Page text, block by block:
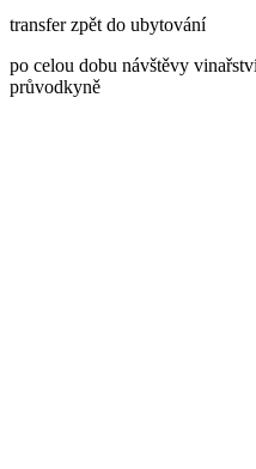
transfer zpět do ubytování
po celou dobu návštěvy
průvodkyně